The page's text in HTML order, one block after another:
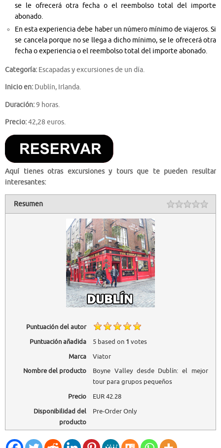
se le ofrecerá otra fecha o el reembolso total del importe
abonado.
En esta experiencia debe haber un número mínimo de viajeros. Si
se cancela porque no se llega a dicho mínimo, se le ofrecerá otra
fecha o experiencia o el reembolso total del importe abonado.
Categoría: Escapadas y excursiones de un día.
Inicio en: Dublín, Irlanda.
Duración:9 horas.
Precio:42,28 euros.
Aquí tienes otras excursiones y tours que te pueden resultar
interesantes:
Resumen
Puntuación del autor
Puntuación añadida
5based on 1 votes
Marca
Viator
Nombre del producto
Boyne Valley desde Dublín: el mejor
tour para grupos pequeños
Precio
EUR42.28
Disponibilidad del
producto
Pre-Order Only